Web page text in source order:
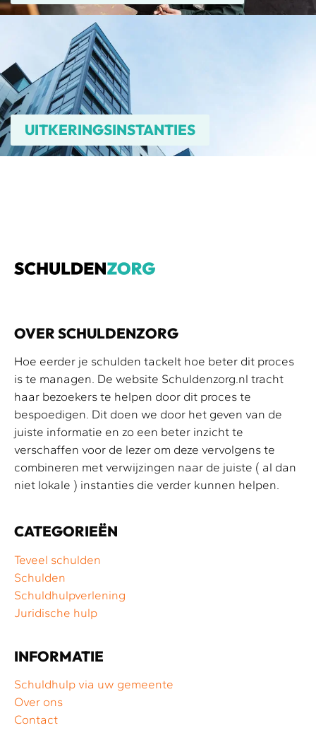
UITKERINGSINSTANTIES
OVER SCHULDENZORG
Hoe eerder je schulden tackelt hoe beter dit proces
is te managen. De website Schuldenzorg.nl tracht
haar bezoekers te helpen door dit proces te
bespoedigen. Dit doen we door het geven van de
juiste informatie en zo een beter inzicht te
verschaffen voor de lezer om deze vervolgens te
combineren met verwijzingen naar de juiste ( al dan
niet lokale ) instanties die verder kunnen helpen.
CATEGORIEËN
Teveel schulden
Schulden
Schuldhulpverlening
Juridische hulp
INFORMATIE
Schuldhulp via uw gemeente
Over ons
Contact